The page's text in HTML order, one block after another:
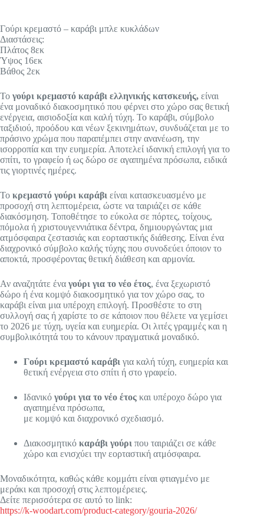
Γούρι κρεμαστό – καράβι μπλε κυκλάδων
Διαστάσεις:
Πλάτος 8εκ
Ύψος 16εκ
Βάθος 2εκ
Το γούρι κρεμαστό καράβι ελληνικής κατσκευής, είναι
ένα μοναδικό διακοσμητικό που φέρνει στο χώρο σας θετική
ενέργεια, αισιοδοξία και καλή τύχη. Το καράβι, σύμβολο
ταξιδιού, προόδου και νέων ξεκινημάτων, συνδυάζεται με το
πράσινο χρώμα που παραπέμπει στην ανανέωση, την
ισορροπία και την ευημερία. Αποτελεί ιδανική επιλογή για το
σπίτι, το γραφείο ή ως δώρο σε αγαπημένα πρόσωπα, ειδικά
τις γιορτινές ημέρες.
Το κρεμαστό γούρι καράβι είναι κατασκευασμένο με
προσοχή στη λεπτομέρεια, ώστε να ταιριάζει σε κάθε
διακόσμηση. Τοποθέτησε το εύκολα σε πόρτες, τοίχους,
πόμολα ή χριστουγεννιάτικα δέντρα, δημιουργώντας μια
ατμόσφαιρα ζεστασιάς και εορταστικής διάθεσης. Είναι ένα
διαχρονικό σύμβολο καλής τύχης που συνοδεύει όποιον το
αποκτά, προσφέροντας θετική διάθεση και αρμονία.
Αν αναζητάτε ένα γούρι για το νέο έτος, ένα ξεχωριστό
δώρο ή ένα κομψό διακοσμητικό για τον χώρο σας, το
καράβι είναι μια υπέροχη επιλογή. Προσθέστε το στη
συλλογή σας ή χαρίστε το σε κάποιον που θέλετε να γεμίσει
το 2026 με τύχη, υγεία και ευημερία. Οι λιτές γραμμές και η
συμβολικότητά του το κάνουν πραγματικά μοναδικό.
Γούρι κρεμαστό καράβι για καλή τύχη, ευημερία και
θετική ενέργεια στο σπίτι ή στο γραφείο.
Ιδανικό γούρι για το νέο έτος και υπέροχο δώρο για
αγαπημένα πρόσωπα,
με κομψό και διαχρονικό σχεδιασμό.
Διακοσμητικό καράβι γούρι που ταιριάζει σε κάθε
χώρο και ενισχύει την εορταστική ατμόσφαιρα.
Μοναδικότητα, καθώς κάθε κομμάτι είναι φτιαγμένο με
μεράκι και προσοχή στις λεπτομέρειες.
Δείτε περισσότερα σε αυτό το link:
https://k-woodart.com/product-category/gouria-2026/